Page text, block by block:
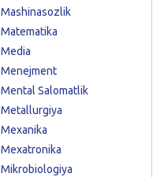
Mashinasozlik
Matematika
Media
Menejment
Mental Salomatlik
Metallurgiya
Mexanika
Mexatronika
Mikrobiologiya